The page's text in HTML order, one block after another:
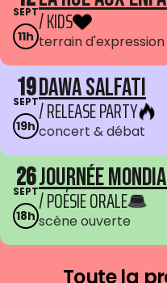
SEPT
11h / KIDS
terrain
19
SEPT
19h
Dawa Salfati
/ RELEASE PARTY
concert & débat
26
SEPT
18h
Journée
/ POÉSIE ORALE
scène ouverte
Toute la